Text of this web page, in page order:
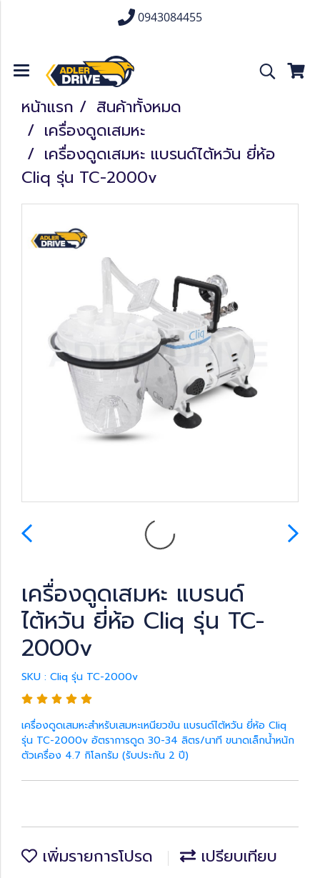
0943084455
หน้าแรก
สินค้าทั้งหมด
เครื่องดูดเสมหะ
เครื่องดูดเสมหะ แบรนด์ไต้หวัน ยี่ห้อ
Cliq รุ่น TC-2000v
เครื่องดูดเสมหะ แบรนด์
ไต้หวัน ยี่ห้อ Cliq รุ่น TC-
2000v
SKU : Cliq รุ่น TC-2000v
เครื่องดูดเสมหะสำหรับเสมหะเหนียวข้น แบรนด์ไต้หวัน ยี่ห้อ Cliq
รุ่น TC-2000v อัตราการดูด 30-34 ลิตร/นาที ขนาดเล็กน้ำหนัก
ตัวเครื่อง 4.7 กิโลกรัม (รับประกัน 2 ปี)
เพิ่มรายการโปรด เปรียบเทียบ